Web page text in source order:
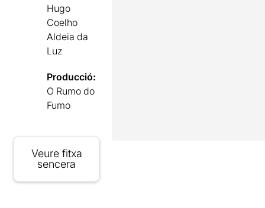
Hugo
Coelho
Aldeia da
Luz
Producció:
O Rumo do
Fumo
Veure fitxa
sencera